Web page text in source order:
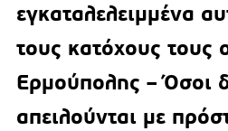
εγκαταλελειμμένα
τους κατόχους τους
Ερμούπολης – Όσοι
απειλούνται με